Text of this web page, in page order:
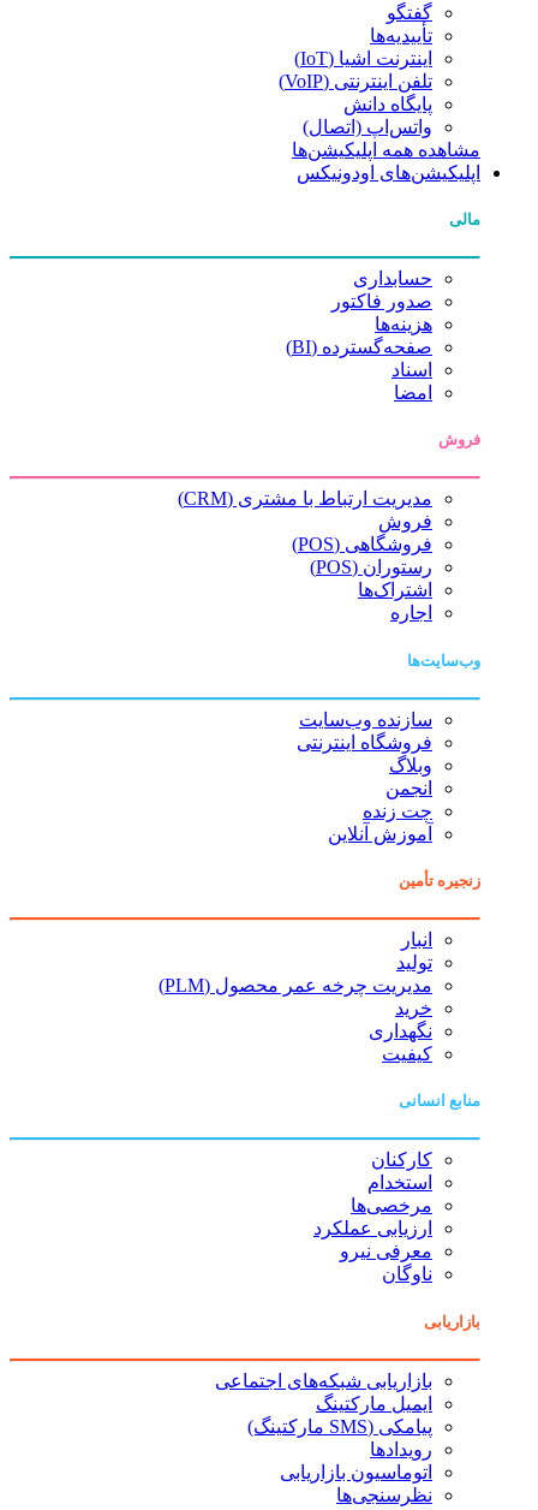
گفتگو
تأییدیه‌ها
اینترنت اشیا (IoT)
تلفن اینترنتی (VoIP)
پایگاه دانش
واتس‌اپ (اتصال)
مشاهده همه اپلیکیشن‌ها
اپلیکیشن‌های اودونیکس
مالی
حسابداری
صدور فاکتور
هزینه‌ها
صفحه‌گسترده (BI)
اسناد
امضا
فروش
مدیریت ارتباط با مشتری (CRM)
فروش
فروشگاهی (POS)
رستوران (POS)
اشتراک‌ها
اجاره
وب‌سایت‌ها
سازنده وب‌سایت
فروشگاه اینترنتی
وبلاگ
انجمن
چت زنده
آموزش آنلاین
زنجیره تأمین
انبار
تولید
مدیریت چرخه عمر محصول (PLM)
خرید
نگهداری
کیفیت
منابع انسانی
کارکنان
استخدام
مرخصی‌ها
ارزیابی عملکرد
معرفی نیرو
ناوگان
بازاریابی
بازاریابی شبکه‌های اجتماعی
ایمیل مارکتینگ
پیامکی (SMS مارکتینگ)
رویدادها
اتوماسیون بازاریابی
نظرسنجی‌ها